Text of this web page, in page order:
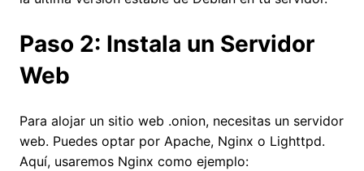
Paso 2: Instala un Servidor
Web
Para alojar un sitio web .onion, necesitas un servidor
web. Puedes optar por Apache, Nginx o Lighttpd.
Aquí, usaremos Nginx como ejemplo: